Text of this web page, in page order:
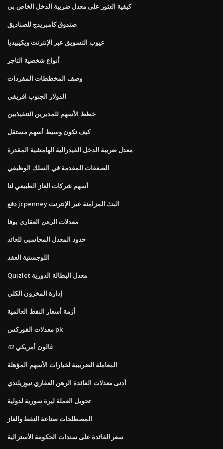
كيفية العثور على معدل ضريبة الدخل الخاص بي
صندوق كامبريدج للصناديق
عيوب التسويق عبر الإنترنت ويكيبيديا
أنواع شخصية التاجر
وصف المخططات المفردات
الدولار الجنوب افريقي
خطط الأسهم للمديرين التنفيذيين
كيف تكون وسيط أسهم مستقل
معدل ضريبة الدخل الفيدرالية الهامشية المقدرة
الصفقات المقدمة في السلك الوظيفي
أسهم شركات الغاز الطبيعي لنا
دفع jcpenney البنك المزامنة عبر الإنترنت
معدلات الرهن العقاري بوفا
حدود المعدل المحاسبي للعائد
اللوجستية العقد
Quizlet معدل البطالة الدورية
إدارة المخزون الكلي
أزمة أسعار النفط العالمية
معدلات الفوركس pk
42 غالون أمريكي
المعاملة الضريبية لخيارات الأسهم المؤهلة
أدنى معدلات الفائدة الرهن العقاري نيوزيلندي
تحويل العملة ليرة سورية لدولية
المصطلحات صناعة النفط والغاز
سعر الفائدة على سندات الحكومة الأسترالية